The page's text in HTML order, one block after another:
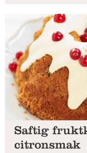
Saftig
citronsmak